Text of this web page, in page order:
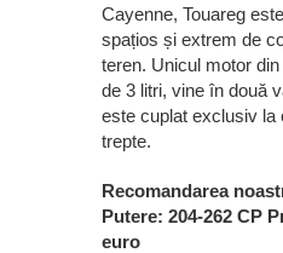
Cayenne, Touareg
spațios și extrem de
teren. Unicul motor
de 3 litri, vine în două
este cuplat exclusiv la
trepte.
Recomandarea
Putere: 204-262 CP
euro